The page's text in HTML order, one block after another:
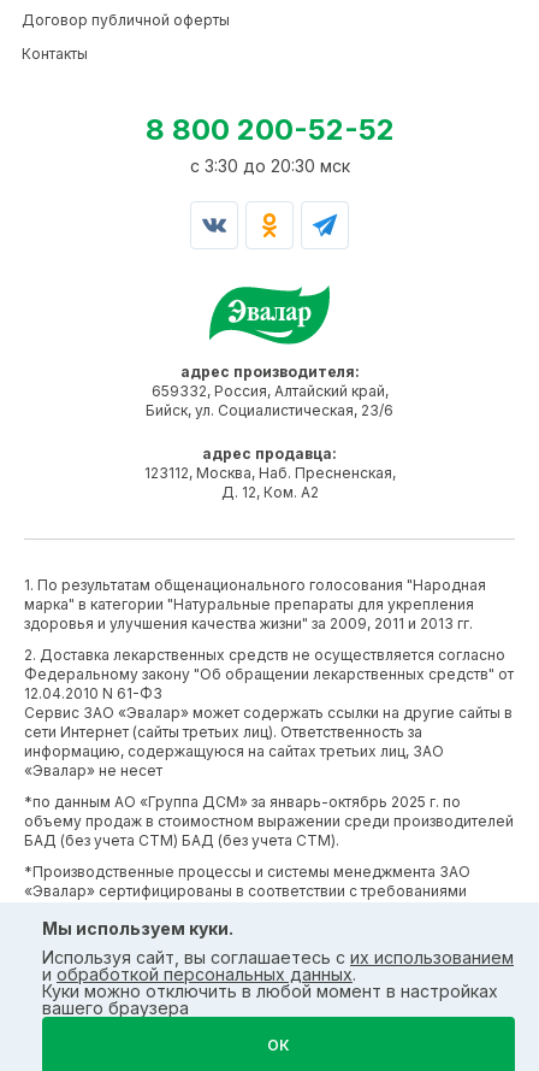
адрес производителя:
659332, Россия, Алтайский край,
Бийск, ул. Социалистическая, 23/6
адрес продавца:
123112, Москва, Наб. Пресненская,
Д. 12, Ком. А2
Договор публичной оферты
Контакты
8 800 200-52-52
c 3:30 до 20:30 мск
1. По результатам общенационального голосования "Народная
марка" в категории "Натуральные препараты для укрепления
здоровья и улучшения качества жизни" за 2009, 2011 и 2013 гг.
2. Доставка лекарственных средств не осуществляется согласно
Федеральному закону "Об обращении лекарственных средств" от
12.04.2010 N 61-ФЗ
Сервис ЗАО «Эвалар» может содержать ссылки на другие сайты в
сети Интернет (сайты третьих лиц). Ответственность за
информацию, содержащуюся на сайтах третьих лиц, ЗАО
«Эвалар» не несет
*по данным АО «Группа ДСМ» за январь-октябрь 2025 г. по
объему продаж в стоимостном выражении среди производителей
БАД (без учета СТМ) БАД (без учета СТМ).
*Производственные процессы и системы менеджмента ЗАО
«Эвалар» сертифицированы в соответствии с требованиями
Мы используем куки.
Используя сайт, вы соглашаетесь с их использованием
и обработкой персональных данных.
Куки можно отключить в любой момент в настройках
вашего браузера
ОК